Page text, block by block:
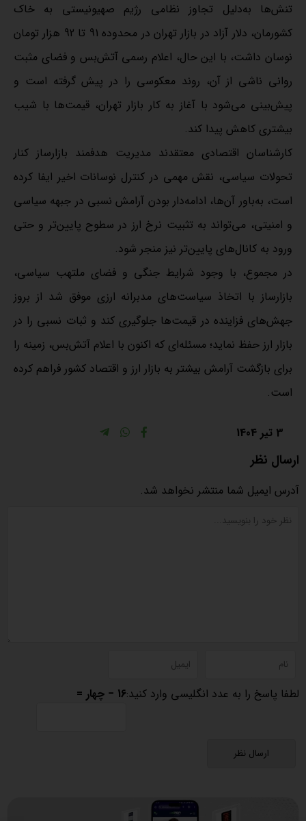
تنش‌ها به‌دلیل تجاوز نظامی رژیم صهیونیستی به خاک
کشورمان، دلار آزاد در بازار تهران در محدوده 91 تا 92 هزار تومان
نوسان داشت، با این حال، اعلام رسمی آتش‌بس و فضای مثبت
روانی ناشی از آن، روند معکوسی را در پیش گرفته است و
پیش‌بینی می‌شود با آغاز به کار بازار تهران، قیمت‌ها با شیب
بیشتری کاهش پیدا کند.
کارشناسان اقتصادی معتقدند مدیریت هدفمند بازارساز کنار
تحولات سیاسی، نقش مهمی در کنترل نوسانات اخیر ایفا کرده
است، به‌باور آن‌ها، ادامه‌دار بودن آرامش نسبی در جبهه سیاسی
و امنیتی، می‌تواند به تثبیت نرخ ارز در سطوح پایین‌تر و حتی
ورود به کانال‌های پایین‌تر نیز منجر شود.
در مجموع، با وجود شرایط جنگی و فضای ملتهب سیاسی،
بازارساز با اتخاذ سیاست‌های مدبرانه ارزی موفق شد از بروز
جهش‌های فزاینده در قیمت‌ها جلوگیری کند و ثبات نسبی را در
بازار ارز حفظ نماید؛ مسئله‌ای که اکنون با اعلام آتش‌بس، زمینه را
برای بازگشت آرامش بیشتر به بازار ارز و اقتصاد کشور فراهم کرده
است.
3 تیر 1404
ارسال نظر
آدرس ایمیل شما منتشر نخواهد شد.
لطفا پاسخ را به عدد انگلیسی وارد کنید:16 − چهار =